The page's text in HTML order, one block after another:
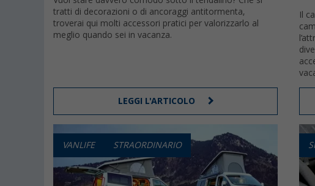
tratti di decorazioni o di ancoraggi antitormenta,
troverai qui molti accessori pratici per valorizzarlo al
meglio quando sei in vacanza.
LEGGI L'ARTICOLO
Il
VANLIFE STRAORDINARIO